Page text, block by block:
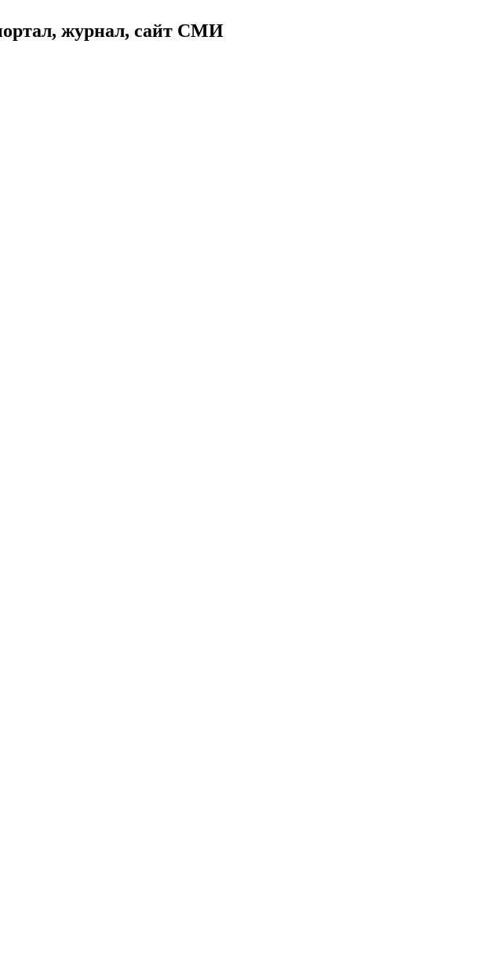
журнал, сайт СМИ